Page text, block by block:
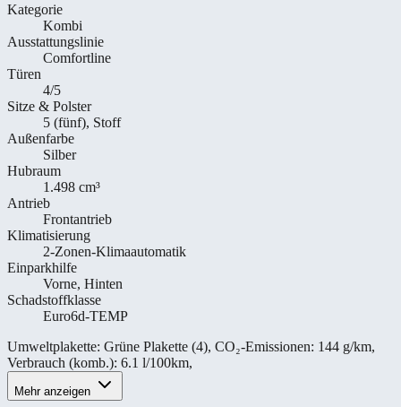
Kategorie
Kombi
Ausstattungslinie
Comfortline
Türen
4/5
Sitze & Polster
5 (fünf), Stoff
Außenfarbe
Silber
Hubraum
1.498 cm³
Antrieb
Frontantrieb
Klimatisierung
2-Zonen-Klimaautomatik
Einparkhilfe
Vorne, Hinten
Schadstoffklasse
Euro6d-TEMP
Umweltplakette: Grüne Plakette (4), CO₂-Emissionen: 144 g/km,
Verbrauch (komb.): 6.1 l/100km,
Mehr anzeigen